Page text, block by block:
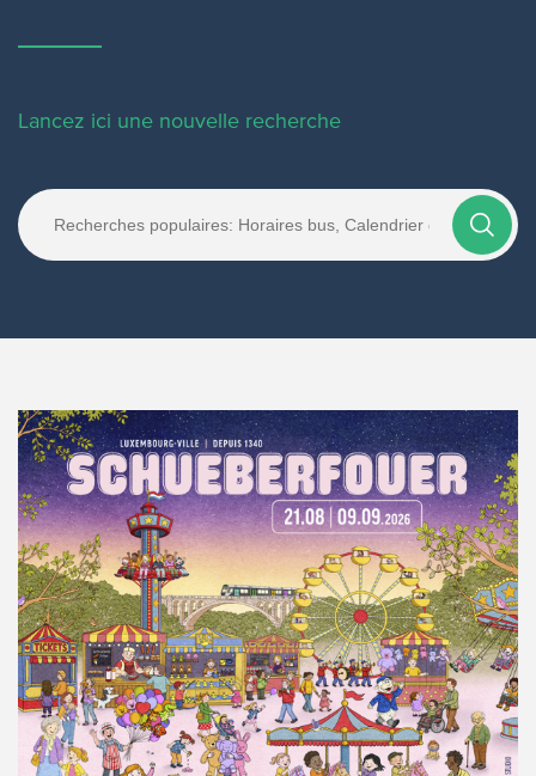
Lancez ici une nouvelle recherche